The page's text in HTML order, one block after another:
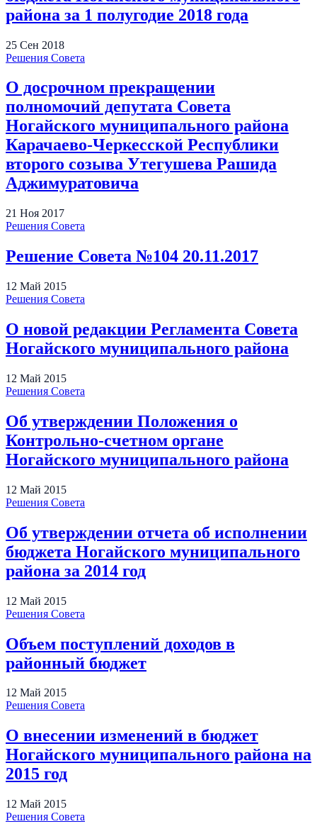
района за 1 полугодие 2018 года
25 Сен 2018
Решения Совета
О досрочном прекращении
полномочий депутата Совета
Ногайского муниципального района
Карачаево-Черкесской Республики
второго созыва Утегушева Рашида
Аджимуратовича
21 Ноя 2017
Решения Совета
Решение Совета №104 20.11.2017
12 Май 2015
Решения Совета
О новой редакции Регламента Совета
Ногайского муниципального района
12 Май 2015
Решения Совета
Об утверждении Положения о
Контрольно-счетном органе
Ногайского муниципального района
12 Май 2015
Решения Совета
Об утверждении отчета об исполнении
бюджета Ногайского муниципального
района за 2014 год
12 Май 2015
Решения Совета
Объем поступлений доходов в
районный бюджет
12 Май 2015
Решения Совета
О внесении изменений в бюджет
Ногайского муниципального района на
2015 год
12 Май 2015
Решения Совета